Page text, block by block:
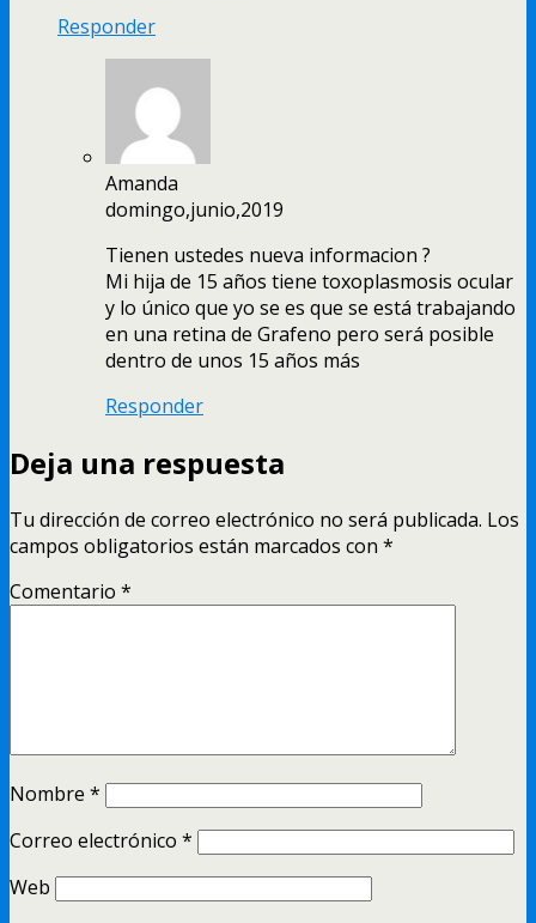
Responder
Amanda
domingo,junio,2019
Tienen ustedes nueva informacion ?
Mi hija de 15 años tiene toxoplasmosis ocular
y lo único que yo se es que se está trabajando
en una retina de Grafeno pero será posible
dentro de unos 15 años más
Responder
Deja una respuesta
Tu dirección de correo electrónico no será publicada. Los
campos obligatorios están marcados con *
Comentario *
Nombre *
Correo electrónico *
Web